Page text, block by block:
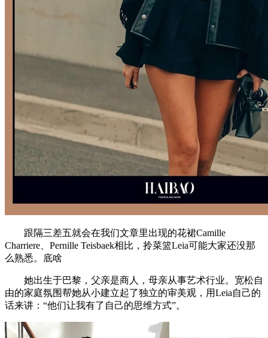
跟隔三差五就会在我们文章里出现的花裙Camille
Charriere、Pernille Teisbaek相比，拎菜篮Leia可能大家还没那
么熟悉。底啥
她出生于巴黎，父亲是商人，母亲从事艺术行业。宽松自
由的家庭氛围帮她从小建立起了独立的审美观，用Leia自己的
话来讲：“他们让我有了自己的思维方式”。